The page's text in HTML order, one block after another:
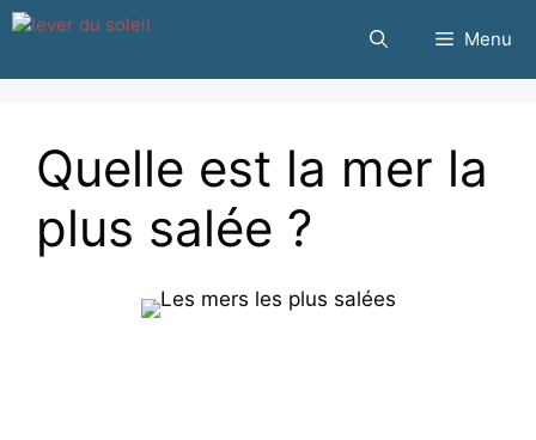
Passer
contenu
Menu
Quelle est la mer la
plus salée ?